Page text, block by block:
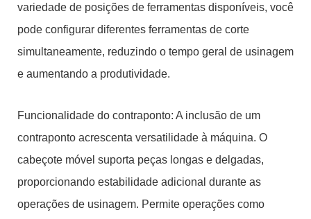
variedade de posições de ferramentas disponíveis, você
pode configurar diferentes ferramentas de corte
simultaneamente, reduzindo o tempo geral de usinagem
e aumentando a produtividade.
Funcionalidade do contraponto: A inclusão de um
contraponto acrescenta versatilidade à máquina. O
cabeçote móvel suporta peças longas e delgadas,
proporcionando estabilidade adicional durante as
operações de usinagem. Permite operações como